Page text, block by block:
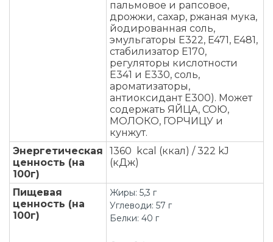
пальмовое и рапсовое,
дрожжи, сахар, ржаная мука,
йодированная соль,
эмульгаторы E322, E471, E481,
стабилизатор E170,
регуляторы кислотности
E341 и E330, соль,
ароматизаторы,
антиоксидант E300). Может
содержать ЯЙЦА, СОЮ,
МОЛОКО, ГОРЧИЦУ и
кунжут.
Энергетическая
ценность (на
100г)
1360 kcal (ккал) / 322 kJ
(кДж)
Пищевая
ценность (на
100г)
Жиры: 5,3 г
Углеводи: 57 г
Белки: 40 г